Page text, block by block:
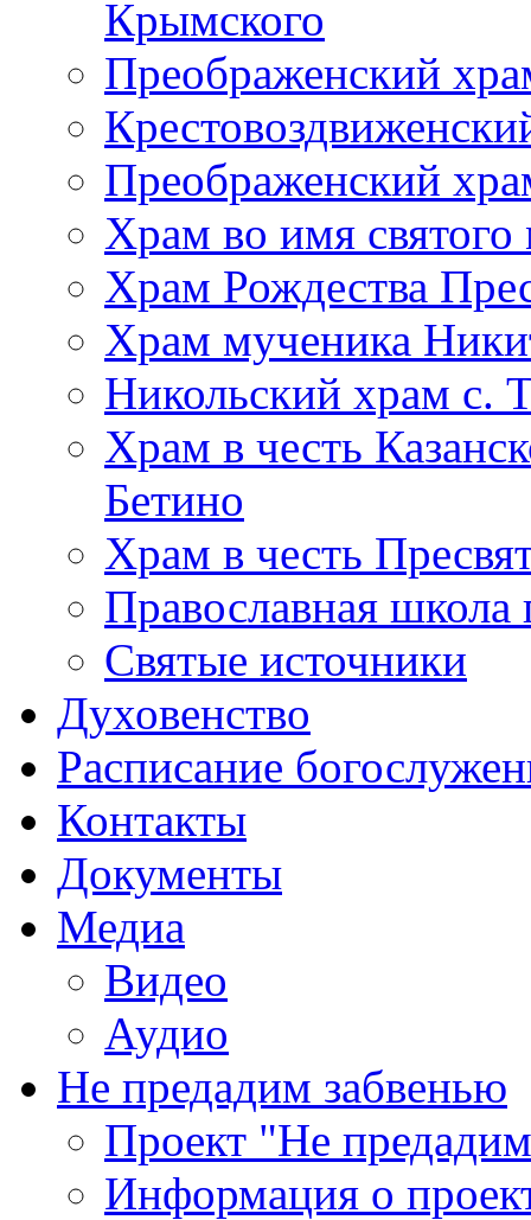
Крымского
Преображенский
Преображенский
Храм во имя
Храм Рождества
Храм мученика
Никольский храм с.
Храм в честь
Бетино
Храм в честь
Православная школа
Святые источники
Духовенство
Расписание
Контакты
Документы
Медиа
Видео
Аудио
Не предадим забвенью
Проект "Не
Информация о